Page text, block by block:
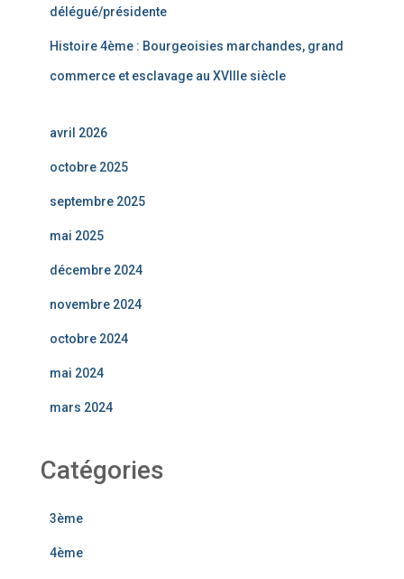
délégué/présidente
Histoire 4ème : Bourgeoisies marchandes, grand
commerce et esclavage au XVIIIe siècle
avril 2026
octobre 2025
septembre 2025
mai 2025
décembre 2024
novembre 2024
octobre 2024
mai 2024
mars 2024
Catégories
3ème
4ème